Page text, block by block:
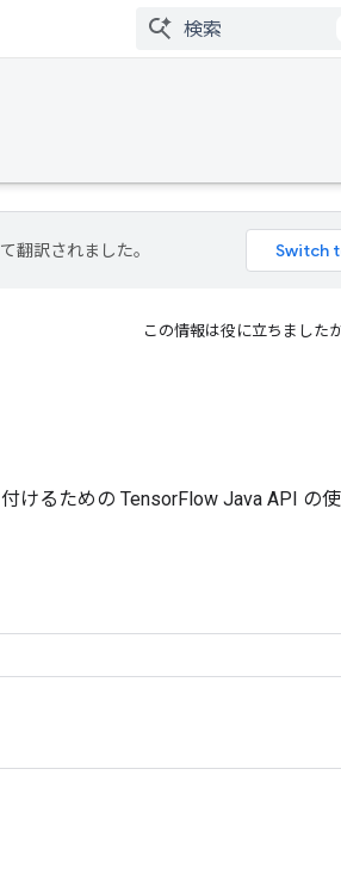
翻訳されました。
この情報は役に立ちました
けるための TensorFlow Java API の